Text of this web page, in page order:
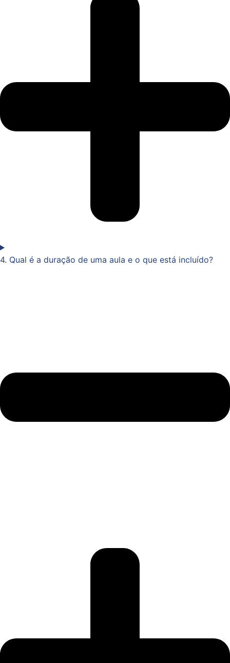
4. Qual é a duração de uma aula e o que está incluído?